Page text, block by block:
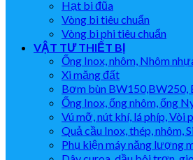
Hạt bi đũa
Vòng bi tiêu chuẩn
Vòng bi phi tiêu chuẩn
VẬT TƯ THIẾT BỊ
Ống Inox, nhôm, Nhôm
Xi măng đất
Bơm bùn BW150,BW250,
Ống Inox, ống nhôm, ống
Vú mỡ, nút khí, lá phíp, Vòi
Quả cầu Inox, thép, nhôm,
Phụ kiện máy năng lượng